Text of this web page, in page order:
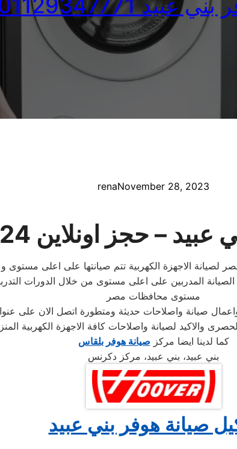
01129347771
renaNovember 28, 2023
– حجز اونلاين 24 ساعة
لصيانة الاجهزة الكهربية تتم صيانتها على اعلى
المدربين على اعلى مستوى من خلال الدورات
مستوى محافظات مصر
صيانة واصلاحات حديثة ومتطورة اتصل الان على
والاكيد لصيانة واصلاحات كافة الاجهزة الكهربية
كما لدينا ايضا مركز صيانة هوفر بلقاس
بني عبيد، بني عبيد، مركز دكرنس
صيانة هوفر بني عبيد